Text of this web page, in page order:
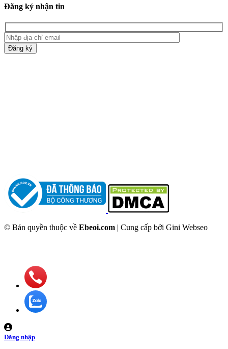
Đăng ký nhận tin
Đăng ký
© Bản quyền thuộc về Ebeoi.com | Cung cấp bởi Gini Webseo
Đăng nhập